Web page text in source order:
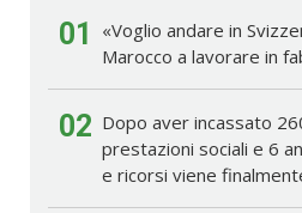
01
«Voglio andare in
Marocco a lavorare in
02 Dopo aver incassato
prestazioni sociali e 6
e ricorsi viene